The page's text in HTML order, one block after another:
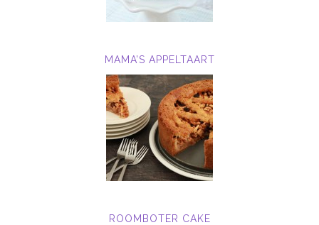
MAMA’S APPELTAART
ROOMBOTER CAKE